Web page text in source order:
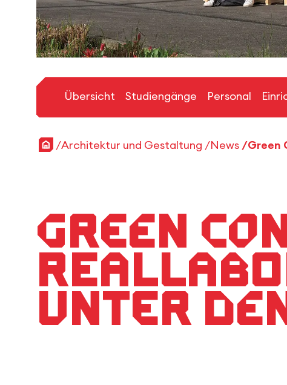
Übersicht Studiengänge Personal
Startseite
Architektur und Gestaltung News
Green
unter